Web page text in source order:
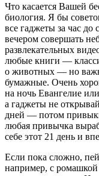
Что касается Вашей
биология. Я бы
все гаджеты за час до
вечером совершать
развлекательных
любые книги —
о животных — но
бумажные. Очень
на ночь Евангелие
а гаджеты не
дней — потом
любая привычка
себе этот 21 день и
Если пока сложно,
например, с